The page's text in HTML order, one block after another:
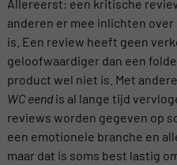
Allereerst: een kritische
anderen er mee inlichten
is. Een review heeft geen
geloofwaardiger dan een
product wel niet is. Met
WC eendis al lange tijd
reviews worden gegeven op
een emotionele branche en
maar dat is soms best lastig